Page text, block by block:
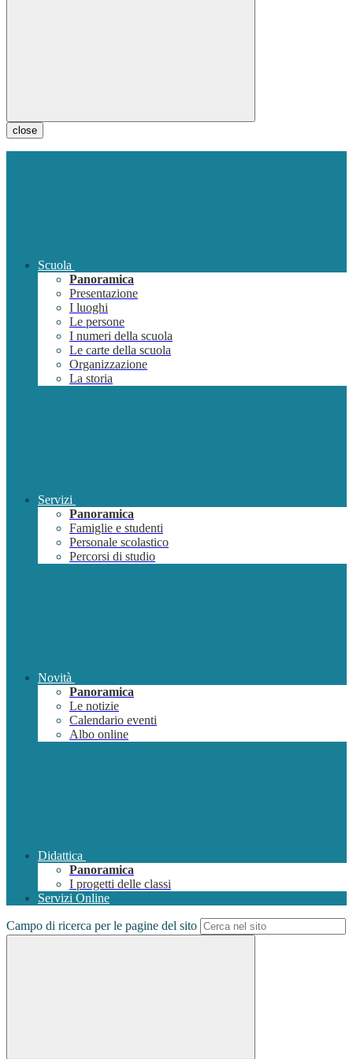
close
Scuola
Panoramica
Presentazione
I luoghi
Le persone
I numeri della scuola
Le carte della scuola
Organizzazione
La storia
Servizi
Panoramica
Famiglie e studenti
Personale scolastico
Percorsi di studio
Novità
Panoramica
Le notizie
Calendario eventi
Albo online
Didattica
Panoramica
I progetti delle classi
Servizi Online
Campo di ricerca per le pagine del sito